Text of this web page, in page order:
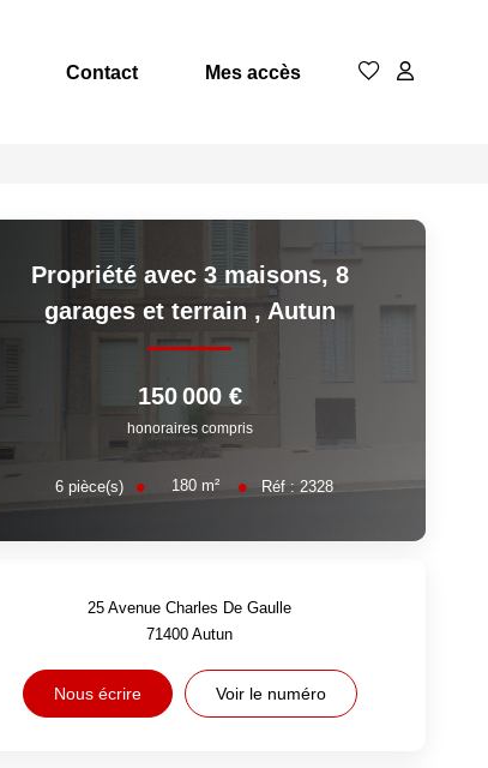
Contact Mes accès
Propriété avec 3 maisons, 8
garages et terrain , Autun
150 000 €
honoraires compris
6pièce(s) 180 m² Réf :2328
25 Avenue Charles De Gaulle
71400Autun
Nous écrire Voir le numéro